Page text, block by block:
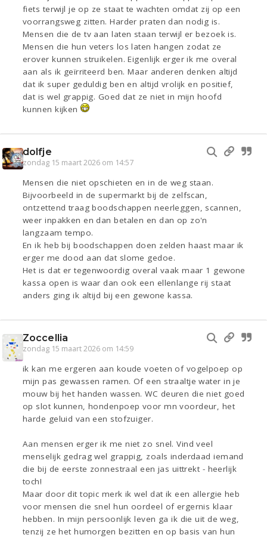
fiets terwijl je op ze staat te wachten omdat zij op een
voorrangsweg zitten. Harder praten dan nodig is.
Mensen die de tv aan laten staan terwijl er bezoek is.
Mensen die hun veters los laten hangen zodat ze
erover kunnen struikelen. Eigenlijk erger ik me overal
aan als ik geïrriteerd ben. Maar anderen denken altijd
dat ik super geduldig ben en altijd vrolijk en positief,
dat is wel grappig. Goed dat ze niet in mijn hoofd
kunnen kijken
dolfje
zondag 15 maart 2026 om 14:57
Mensen die niet opschieten en in de weg staan.
Bijvoorbeeld in de supermarkt bij de zelfscan,
ontzettend traag boodschappen neerleggen, scannen,
weer inpakken en dan betalen en dan op zo'n
langzaam tempo.
En ik heb bij boodschappen doen zelden haast maar ik
erger me dood aan dat slome gedoe.
Het is dat er tegenwoordig overal vaak maar 1 gewone
kassa open is waar dan ook een ellenlange rij staat
anders ging ik altijd bij een gewone kassa.
Zoccellia
zondag 15 maart 2026 om 14:59
ik kan me ergeren aan koude voeten of vogelpoep op
mijn pas gewassen ramen. Of een straaltje water in je
mouw bij het handen wassen. WC deuren die niet goed
op slot kunnen, hondenpoep voor mn voordeur, het
harde geluid van een stofzuiger.
Aan mensen erger ik me niet zo snel. Vind veel
menselijk gedrag wel grappig, zoals inderdaad iemand
die bij de eerste zonnestraal een jas uittrekt - heerlijk
toch!
Maar door dit topic merk ik wel dat ik een allergie heb
voor mensen die snel hun oordeel of ergernis klaar
hebben. In mijn persoonlijk leven ga ik die uit de weg,
tenzij ze het humorgen bezitten en op basis van hun